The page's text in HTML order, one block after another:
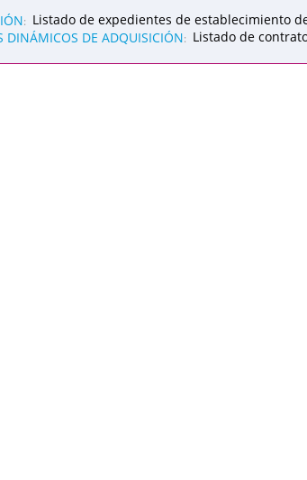
: Listado de expedientes de establecimiento
DINÁMICOS DE ADQUISICIÓN: Listado de